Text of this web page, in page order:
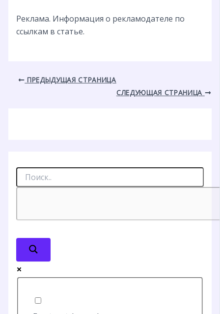
Реклама. Информация о рекламодателе по
ссылкам в статье.
ПРЕДЫДУЩАЯ СТРАНИЦА
СЛЕДУЮЩАЯ СТРАНИЦА